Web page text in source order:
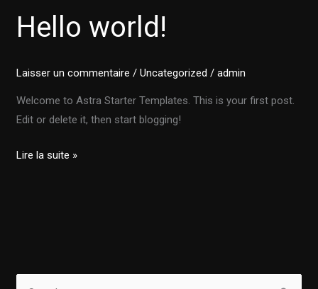
Hello world!
Laisser un commentaire /Uncategorized /admin
Welcome to Astra Starter Templates. This is your first post.
Edit or delete it, then start blogging!
Hello
world!
Lire la suite »